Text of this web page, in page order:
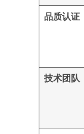
品质认证
技术团队